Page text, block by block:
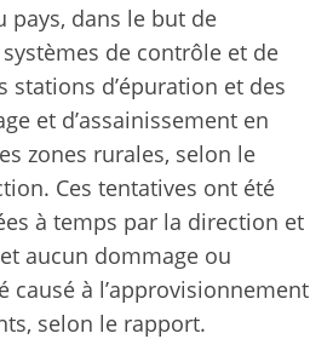
pays, dans le but de
de contrôle et de
stations d’épuration et des
et d’assainissement en
zones rurales, selon le
Ces tentatives ont été
à temps par la direction et
et aucun dommage ou
causé à l’approvisionnement
selon le rapport.